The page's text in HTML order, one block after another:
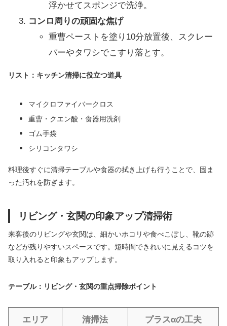
浮かせてスポンジで洗浄。
コンロ周りの頑固な焦げ
重曹ペーストを塗り10分放置後、スクレー
パーやタワシでこすり落とす。
リスト：キッチン清掃に役立つ道具
マイクロファイバークロス
重曹・クエン酸・食器用洗剤
ゴム手袋
シリコンタワシ
料理後すぐに清掃テーブルや食器の拭き上げも行うことで、固ま
った汚れを防ぎます。
リビング・玄関の印象アップ清掃術
来客後のリビングや玄関は、細かいホコリや食べこぼし、靴の跡
などが残りやすいスペースです。短時間できれいに見えるコツを
取り入れると印象もアップします。
テーブル：リビング・玄関の重点掃除ポイント
エリア 清掃法 プラスαの工夫